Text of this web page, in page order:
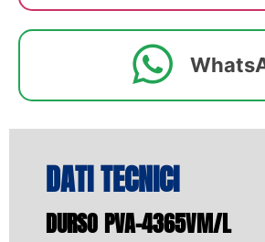
DATI TECNICI
DURSO PVA-4365VM/L